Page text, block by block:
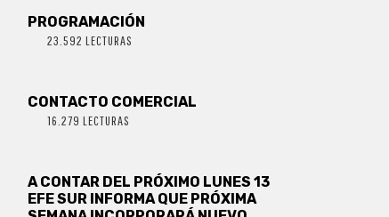
PROGRAMACIÓN
23.592 LECTURAS
CONTACTO COMERCIAL
16.279 LECTURAS
A CONTAR DEL PRÓXIMO LUNES 13
EFE SUR INFORMA QUE PRÓXIMA